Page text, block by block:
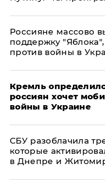
Россияне массово
поддержку
против войны в
Кремль
россиян хочет
войны в Украине
СБУ разоблачила
которые
в Днепре и